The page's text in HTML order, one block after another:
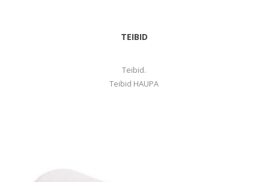
TEIBID
Teibid.
Teibid HAUPA